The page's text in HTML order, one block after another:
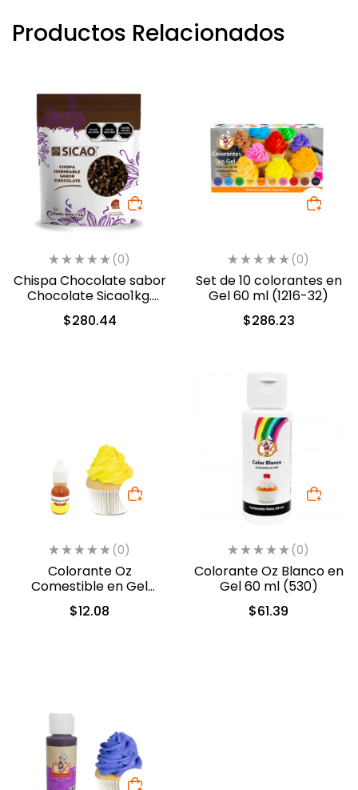
Productos Relacionados
(0)
Chispa Chocolate sabor
Chocolate Sicao1kg.
(0312-A99)
$280.44
(0)
Set de 10 colorantes en
Gel 60 ml (1216-32)
$286.23
(0)
Colorante Oz
Comestible en Gel
Amarillo Limon 10ml
(553)
$12.08
(0)
Colorante Oz Blanco en
Gel 60 ml (530)
$61.39